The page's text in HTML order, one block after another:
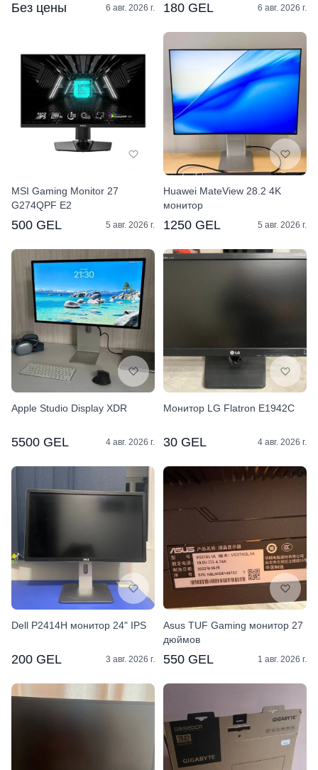
Без цены 6 авг. 2026 г. 180 GEL 6 авг. 2026 г.
MSI Gaming Monitor 27
G274QPF E2
500 GEL 5 авг. 2026 г.
Huawei MateView 28.2 4K
монитор
1250 GEL 5 авг. 2026 г.
Apple Studio Display XDR
5500 GEL 4 авг. 2026 г.
Монитор LG Flatron E1942C
30 GEL 4 авг. 2026 г.
Dell P2414H монитор 24" IPS
200 GEL 3 авг. 2026 г.
Asus TUF Gaming монитор 27
дюймов
550 GEL 1 авг. 2026 г.